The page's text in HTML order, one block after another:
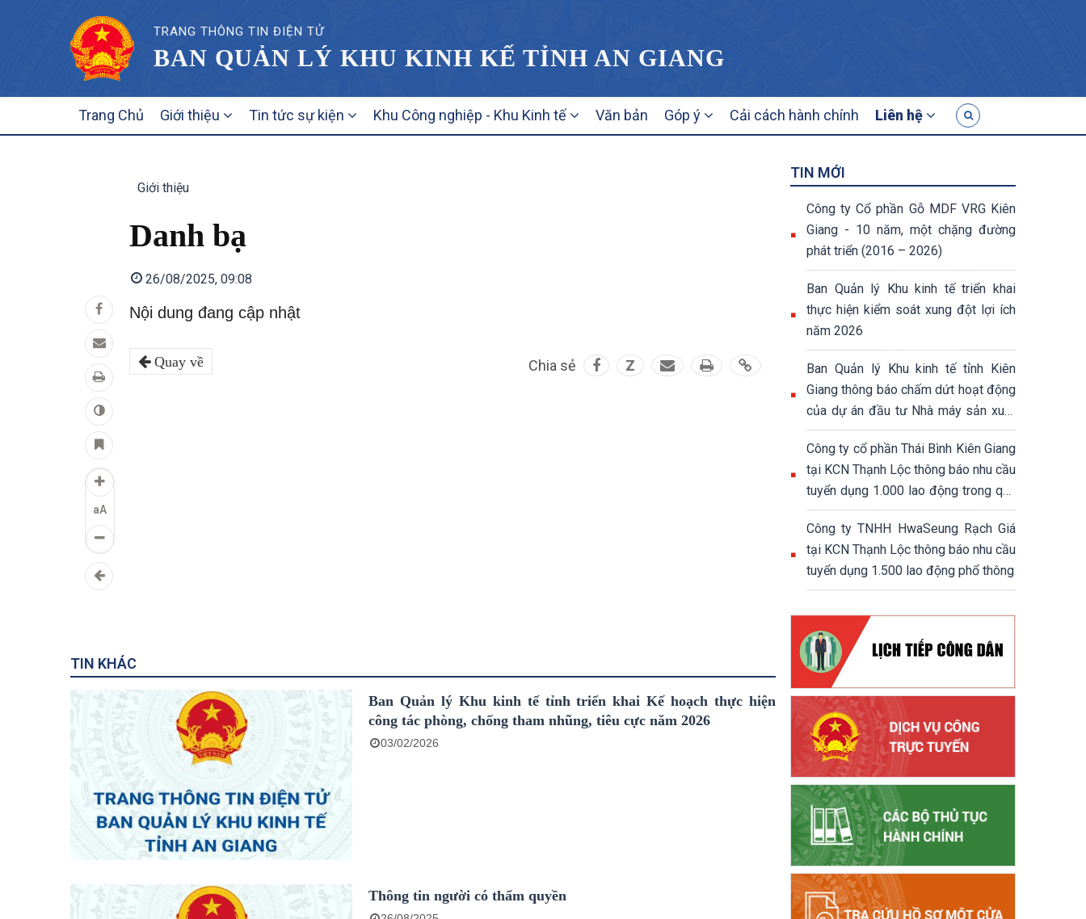
TRANG THÔNG TIN ĐIỆN TỬ
BAN QUẢN LÝ KHU KINH KẾ TỈNH AN GIANG
NAVIGATION
Trang Chủ Giới thiệu Tin tức sự kiện Khu Công nghiệp - Khu Kinh tế Văn bản Góp ý Cải cách hành chính Liên hệ
aA
Giới thiệu
Danh bạ
26/08/2025, 09:08
Nội dung đang cập nhật
Quay về Chia sẻ Z
TIN KHÁC
Ban Quản lý Khu kinh tế tỉnh triển khai Kế hoạch thực hiện
công tác phòng, chống tham nhũng, tiêu cực năm 2026
03/02/2026
Thông tin người có thẩm quyền
TIN MỚI
Công ty Cổ phần Gỗ MDF VRG Kiên
Giang - 10 năm, một chặng đường
phát triển (2016 – 2026)
Ban Quản lý Khu kinh tế triển khai
thực hiện kiểm soát xung đột lợi ích
năm 2026
Ban Quản lý Khu kinh tế tỉnh Kiên
Giang thông báo chấm dứt hoạt động
của dự án đầu tư Nhà máy sản xuất
đế giày và giày dép xuất khẩu
Công ty cổ phần Thái Bình Kiên Giang
tại KCN Thạnh Lộc thông báo nhu cầu
tuyển dụng 1.000 lao động trong quý
4/2024
Công ty TNHH HwaSeung Rạch Giá
tại KCN Thạnh Lộc thông báo nhu cầu
tuyển dụng 1.500 lao động phổ thông